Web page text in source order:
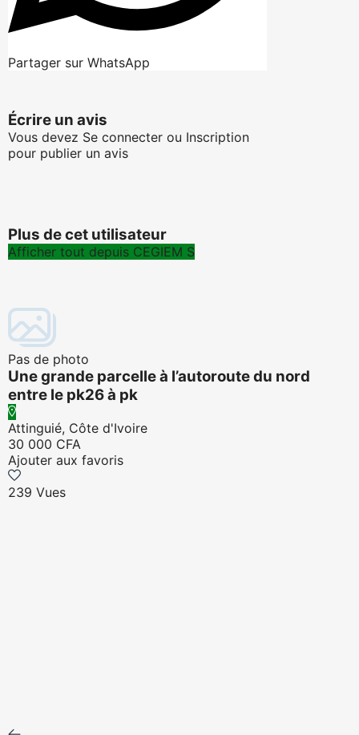
Partager sur WhatsApp
Écrire un avis
Vous devez Se connecter ou Inscription
pour publier un avis
Plus de cet utilisateur
Afficher tout depuis CEGIEM S
Pas de photo
Une grande parcelle à l’autoroute du nord
entre le pk26 à pk
Attinguié, Côte d'Ivoire
30 000 CFA
Ajouter aux favoris
239 Vues